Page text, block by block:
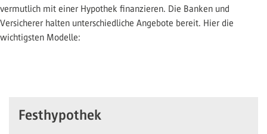
vermutlich mit einer Hypothek finanzieren. Die Banken und
Versicherer halten unterschiedliche Angebote bereit. Hier die
wichtigsten Modelle:
Festhypothek